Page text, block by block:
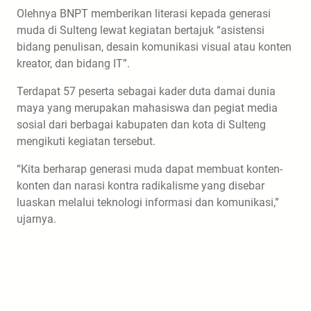
Olehnya BNPT memberikan literasi kepada generasi
muda di Sulteng lewat kegiatan bertajuk “asistensi
bidang penulisan, desain komunikasi visual atau konten
kreator, dan bidang IT”.
Terdapat 57 peserta sebagai kader duta damai dunia
maya yang merupakan mahasiswa dan pegiat media
sosial dari berbagai kabupaten dan kota di Sulteng
mengikuti kegiatan tersebut.
“Kita berharap generasi muda dapat membuat konten-
konten dan narasi kontra radikalisme yang disebar
luaskan melalui teknologi informasi dan komunikasi,”
ujarnya.